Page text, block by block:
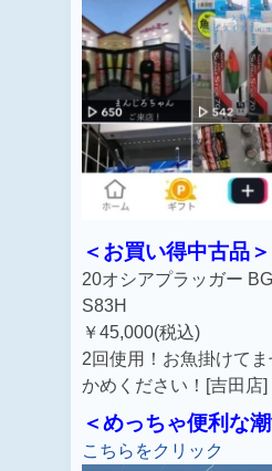
＜お買い得中古品＞
20オシアプラッガー
S83H
￥45,000(税込)
2回使用！お魚掛けて
かめください！[吉田店]
＜めっちゃ便利な
こちらをクリック